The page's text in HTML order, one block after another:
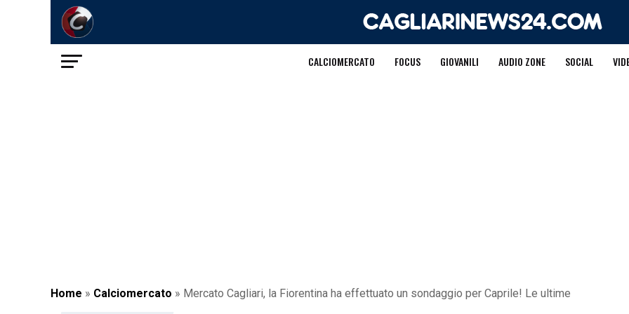
CALCIOMERCATO FOCUS GIOVANILI AUDIO ZONE SOCIAL
Home » Calciomercato » Mercato Cagliari, la Fiorentina ha effettuato un sondaggio per Caprile! Le ultime